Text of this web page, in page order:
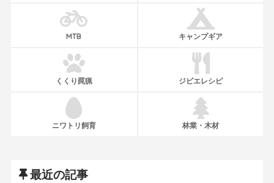
MTB キャンプギア
くくり罠猟 ジビエレシピ
ニワトリ飼育 林業・木材
最近の記事